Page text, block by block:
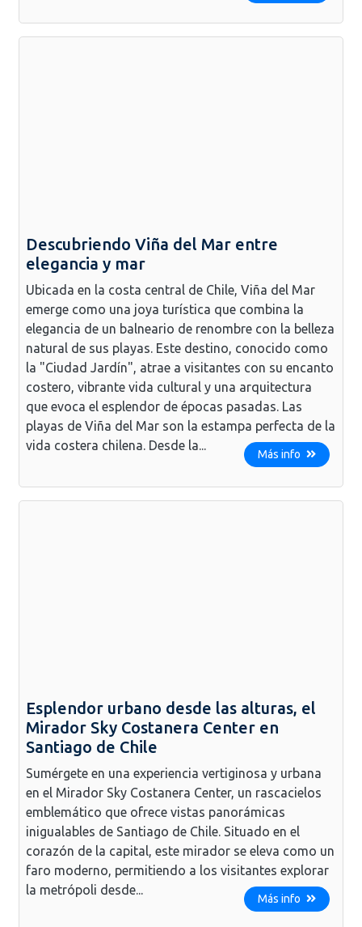
Descubriendo Viña del Mar entre
elegancia y mar
Ubicada en la costa central de Chile, Viña del Mar
emerge como una joya turística que combina la
elegancia de un balneario de renombre con la belleza
natural de sus playas. Este destino, conocido como
la "Ciudad Jardín", atrae a visitantes con su encanto
costero, vibrante vida cultural y una arquitectura
que evoca el esplendor de épocas pasadas. Las
playas de Viña del Mar son la estampa perfecta de la
vida costera chilena. Desde la...
Más info
Esplendor urbano desde las alturas, el
Mirador Sky Costanera Center en
Santiago de Chile
Sumérgete en una experiencia vertiginosa y urbana
en el Mirador Sky Costanera Center, un rascacielos
emblemático que ofrece vistas panorámicas
inigualables de Santiago de Chile. Situado en el
corazón de la capital, este mirador se eleva como un
faro moderno, permitiendo a los visitantes explorar
la metrópoli desde...
Más info